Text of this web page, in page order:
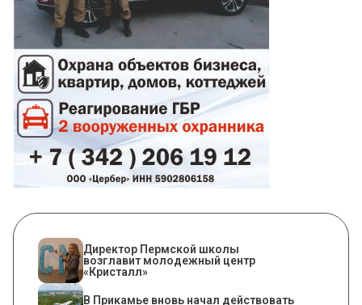
​Директор Пермской школы
возглавит молодежный центр
«Кристалл»
В Прикамье вновь начал действовать